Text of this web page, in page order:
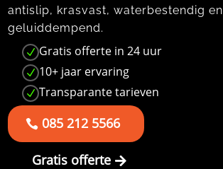
antislip, krasvast, waterbestendig en
geluiddempend.​
N Gratis offerte in 24 uur
N 10+ jaar ervaring
N Transparante tarieven
085 212 5566
Gratis offerte